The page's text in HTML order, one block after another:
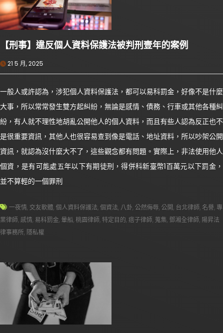
【刑事】違反個人資料保護法被判刑壹年的案例
21 5 月, 2025
一般人或許認為，涉犯個人資料保護法，都可以易科罰金，好像不是什麼
大事，所以常常發生雙方起糾紛，無論是感情、債務、行車或其他各種糾
紛，有人就不理性地胡亂公開他人的個人資料，而且有些人認為反正也不
是很重要資訊，其他人也很容易查到像是電話、地址資料，所以吵架公開
資訊，就認為沒什麼大不了，這些觀念都有問題。實際上，非法使用他人
個資，是有可能處五年以下有期徒刑，得併科新臺幣1百萬元以下罰金，
並不算輕的一個罪刑
一夜情, 交友軟體,個人資料保護法,個資法, 八卦, 公然侮辱, 公開, 台北律師,名譽, 專
業律師,感情, 易科罰金, 暈船,桃園律師,特定目的,痞子律師, 蒐集, 鄧湘全律師, 陽昇法
律事務所, 隱私權